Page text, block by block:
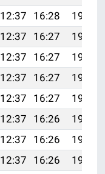
12:37 16:28
19:46
12:37 16:27
19:45
12:37 16:27
19:45
12:37 16:27
19:44
12:37 16:27
19:43
12:37 16:26
19:42
12:37 16:26
19:41
12:37 16:26
19:40